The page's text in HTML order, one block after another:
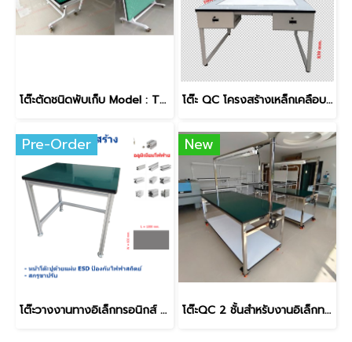
โต๊ะตัดชนิดพับเก็บ Model : TF-120240 หน้าโต๊ะปูด้วยแผ่นยางสีเขียวทนแรงขูดขีดได้ โต๊ะ QC โครงสร้างเหล็กเคลือบสีฝุ่นอบ-ขาว Model : T-12050L2Fp
Pre-Order
โต๊ะวางงานทางอิเล็กทรอนิกส์ โครงสร้าง Aluminum Model : ET- 600120AL
New
โต๊ะQC 2 ชั้นสำหรับงานอิเล็กทรอนิกส์ โครงสร้าง Stainless Model : TS- 90240